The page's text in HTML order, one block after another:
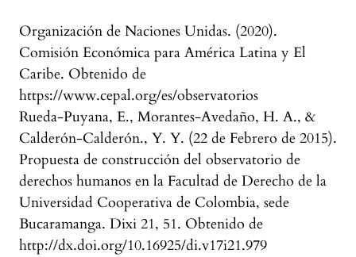
Organización de Naciones Unidas. (2020).
Comisión Económica para América Latina y El
Caribe. Obtenido de
https://www.cepal.org/es/observatorios
Rueda-Puyana, E., Morantes-Avedaño, H. A., &
Calderón-Calderón., Y. Y. (22 de Febrero de 2015).
Propuesta de construcción del observatorio de
derechos humanos en la Facultad de Derecho de la
Universidad Cooperativa de Colombia, sede
Bucaramanga. Dixi 21, 51. Obtenido de
http://dx.doi.org/10.16925/di.v17i21.979